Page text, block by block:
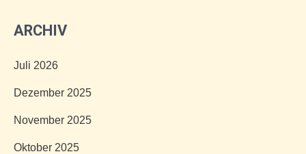
ARCHIV
Juli 2026
Dezember 2025
November 2025
Oktober 2025